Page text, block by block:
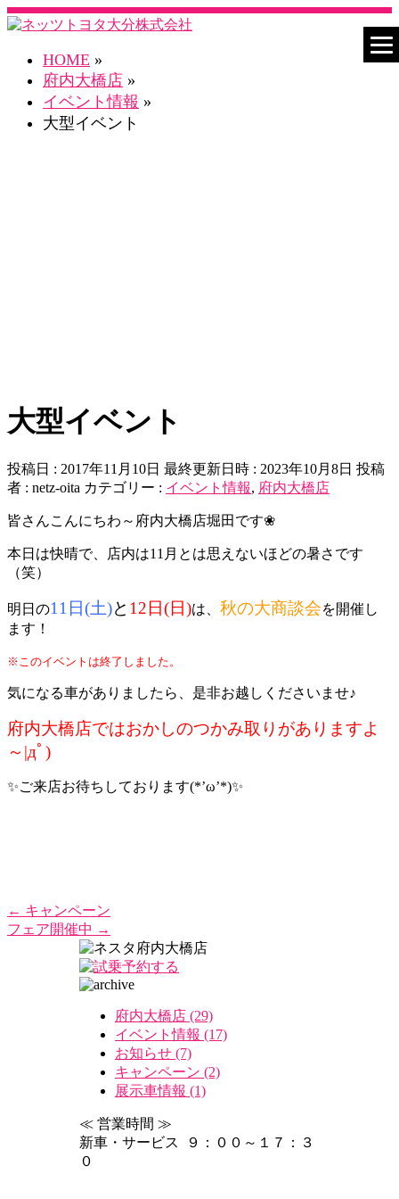
HOME »
府内大橋店 »
イベント情報 »
大型イベント
大型イベント
投稿日 : 2017年11月10日 最終更新日時 : 2023年10月8日 投稿
者 : netz-oita カテゴリー : イベント情報, 府内大橋店
皆さんこんにちわ～府内大橋店堀田です❀
本日は快晴で、店内は11月とは思えないほどの暑さです
（笑）
明日の11日(土)と 12日(日)は、 秋の大商談会を開催し
ます！
※このイベントは終了しました。
気になる車がありましたら、是非お越しくださいませ♪
府内大橋店ではおかしのつかみ取りがありますよ
～|дﾟ)
✨ご来店お待ちしております(*’ω’*)✨
← キャンペーン
フェア開催中 →
府内大橋店 (29)
イベント情報 (17)
お知らせ (7)
キャンペーン (2)
展示車情報 (1)
≪ 営業時間 ≫
新車・サービス ９：００～１７：３
０